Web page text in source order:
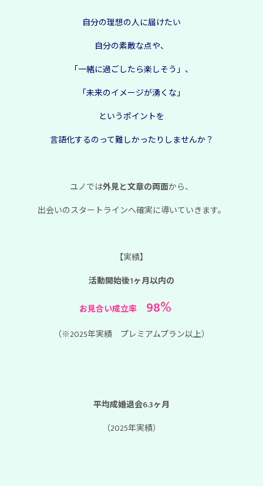
自分の理想の人に届けたい
自分の素敵な点や、
「一緒に過ごしたら楽しそう」、
「未来のイメージが湧くな」
というポイントを
言語化するのって難しかったりしませんか？
ユノでは外見と文章の両面から、
出会いのスタートラインへ確実に導いていきます。
【実績】
活動開始後1ヶ月以内の
お見合い成立率 98%
（※2025年実績 プレミアムプラン以上）
平均成婚退会6.3ヶ月
（2025年実績）